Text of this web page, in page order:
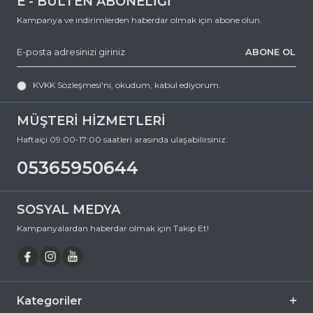
Polarize Hayır
Fotokromik Hayır
MÜŞTERİ HİZMETLERİ
Haftaiçi 09:00-17:00 saatleri arasında ulaşabilirsiniz.
05365950644
Kampanya ve indirimlerden haberdar olmak için abone olun.
ABONE OL
KVKK Sözleşmesi'ni, okudum, kabul ediyorum.
SOSYAL MEDYA
Kampanyalardan haberdar olmak için Takip Et!
Kategoriler